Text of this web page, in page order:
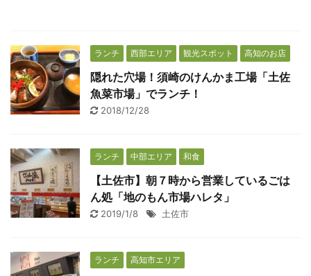
ランチ 西部エリア 観光スポット 高知のお店
隠れた穴場！須崎のけんかま工場「土佐
魚菜市場」でランチ！
2018/12/28
ランチ 中部エリア 和食
【土佐市】朝７時から営業しているごは
ん処「地のもん市場ハレタ」
2019/1/8 土佐市
ランチ 高知市エリア